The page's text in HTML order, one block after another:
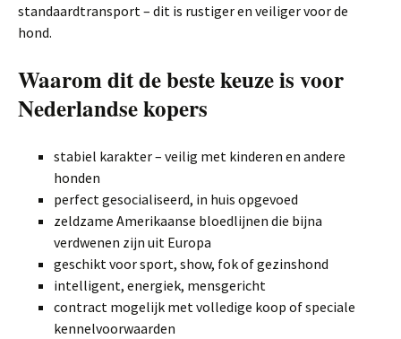
standaardtransport – dit is rustiger en veiliger voor de
hond.
Waarom dit de beste keuze is voor
Nederlandse kopers
stabiel karakter – veilig met kinderen en andere
honden
perfect gesocialiseerd, in huis opgevoed
zeldzame Amerikaanse bloedlijnen die bijna
verdwenen zijn uit Europa
geschikt voor sport, show, fok of gezinshond
intelligent, energiek, mensgericht
contract mogelijk met volledige koop of speciale
kennelvoorwaarden